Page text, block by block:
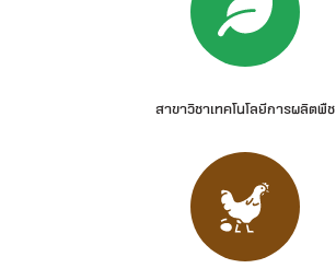
สาขาวิชาเทคโนโลยีการผลิตพืช